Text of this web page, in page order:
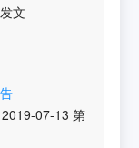
文
2019-07-13 第